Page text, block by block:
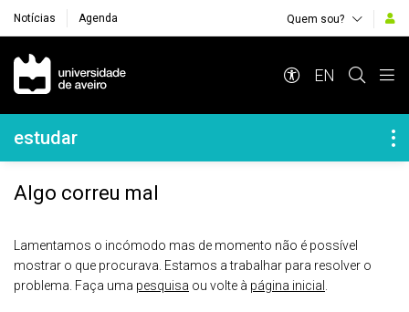
Notícias Agenda Quem sou?
Navegação Principal
EN
Navegação Lateral
estudar
Algo correu mal
Lamentamos o incómodo mas de momento não é possível
mostrar o que procurava. Estamos a trabalhar para resolver o
problema. Faça uma pesquisa ou volte à página inicial